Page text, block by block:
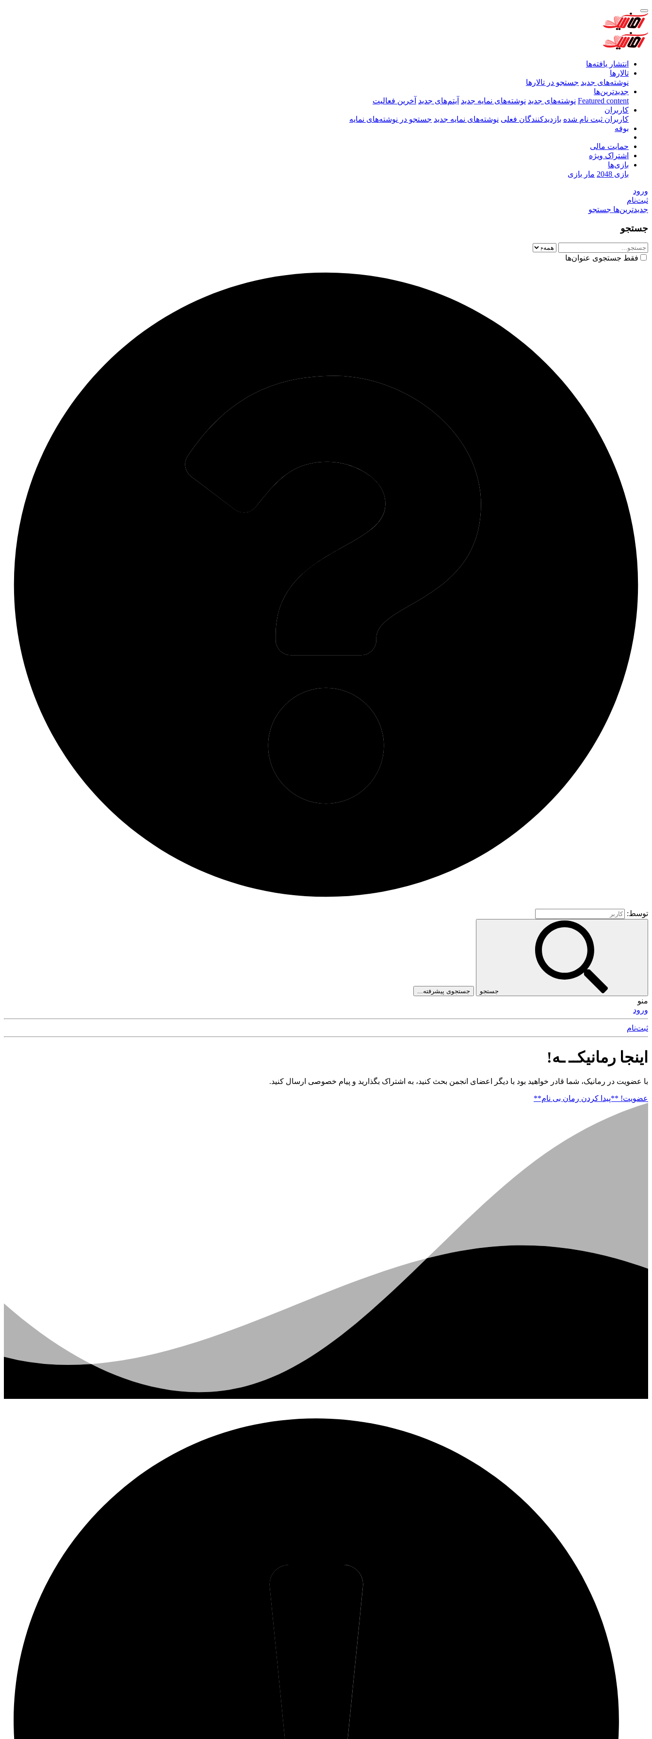
انتشار یافته‌ها
تالارها
نوشته‌های جدید جستجو در تالارها
جدیدترین‌ها
Featured content نوشته‌های جدید نوشته‌های نمایه جدید آیتم‌های جدید آخرین فعالیت
کاربران
کاربران ثبت نام شده بازدیدکنندگان فعلی نوشته‌های نمایه جدید جستجو در نوشته‌های نمایه
بوفه
حمایت مالی
اشتراک ویژه
بازی‌ها
بازی 2048
مار بازی
ورود
ثبت‌نام
جدیدترین‌ها جستجو
جستجو
فقط جستجوی عنوان‌ها
توسط:
جستجو جستجوی پیشرفته...
منو
ورود
ثبت‌نام
اینجا رمانیکــ ـه!
با عضویت در رمانیک، شما قادر خواهید بود با دیگر اعضای انجمن بحث کنید، به اشتراک بگذارید و پیام خصوصی ارسال کنید.
عضویت! **پیدا کردن رمان بی نام**